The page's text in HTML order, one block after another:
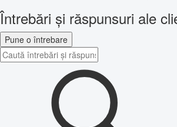
Întrebări și răspunsuri ale
Pune o întrebare